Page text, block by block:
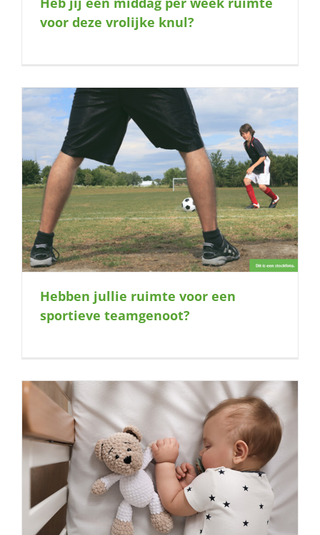
naar:
voor deze vrolijke knul?
Hebben jullie ruimte voor een
sportieve teamgenoot?